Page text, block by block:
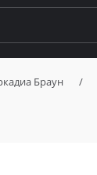
Браун /